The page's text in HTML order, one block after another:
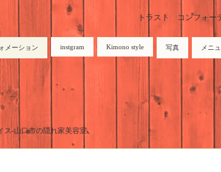
トラスト コンフォー
メーション instgram Kimono style 写真 メニ
ス-山口市の隠れ家美容室。